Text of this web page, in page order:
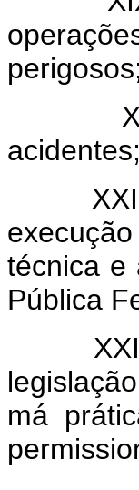
perigosos;
XX -
acidentes;
XXI -
técnica e
Pública
XXII -
má